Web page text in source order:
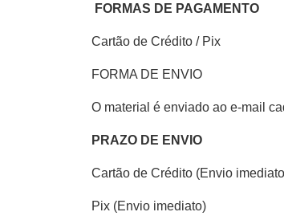
FORMAS DE PAGAMENTO
Cartão de Crédito / Pix
FORMA DE ENVIO
O material é enviado ao e-mail
PRAZO DE ENVIO
Cartão de Crédito (Envio
Pix (Envio imediato)